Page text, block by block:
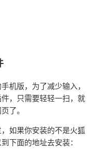
机版，为了减少输入，
，只需要轻轻一扫，就
了。
如果你安装的不是火狐
下面的地址去安装：